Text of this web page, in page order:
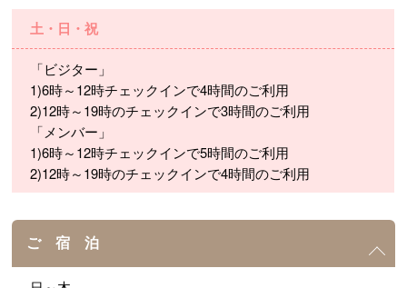
土・日・祝
「ビジター」
1)6時～12時チェックインで4時間のご利用
2)12時～19時のチェックインで3時間のご利用
「メンバー」
1)6時～12時チェックインで5時間のご利用
2)12時～19時のチェックインで4時間のご利用
ご 宿 泊